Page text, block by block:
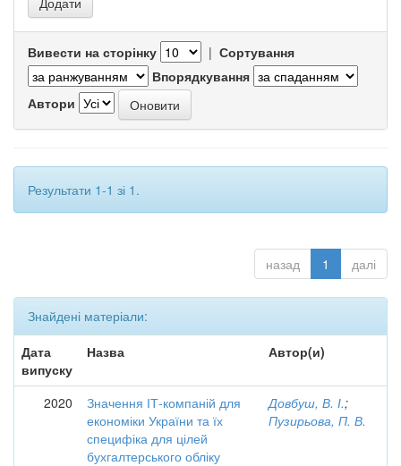
Вивести на сторінку | Сортування
Впорядкування
Автори
Результати 1-1 зі 1.
назад 1 далі
Знайдені матеріали:
Дата
випуску
Назва Автор(и)
2020
Значення ІТ-компаній для
економіки України та їх
специфіка для цілей
бухгалтерського обліку
Довбуш, В. І.;
Пузирьова, П. В.